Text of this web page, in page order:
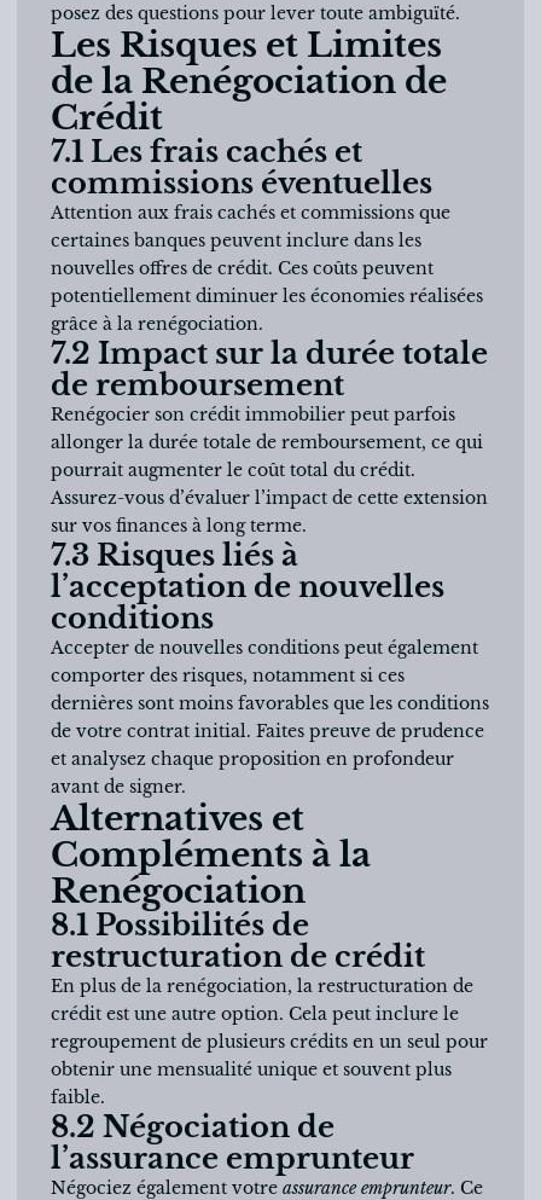
posez des questions pour lever toute ambiguïté.
Les Risques et Limites
de la Renégociation de
Crédit
7.1 Les frais cachés et
commissions éventuelles
Attention aux frais cachés et commissions que
certaines banques peuvent inclure dans les
nouvelles offres de crédit. Ces coûts peuvent
potentiellement diminuer les économies réalisées
grâce à la renégociation.
7.2 Impact sur la durée totale
de remboursement
Renégocier son crédit immobilier peut parfois
allonger la durée totale de remboursement, ce qui
pourrait augmenter le coût total du crédit.
Assurez-vous d’évaluer l’impact de cette extension
sur vos finances à long terme.
7.3 Risques liés à
l’acceptation de nouvelles
conditions
Accepter de nouvelles conditions peut également
comporter des risques, notamment si ces
dernières sont moins favorables que les conditions
de votre contrat initial. Faites preuve de prudence
et analysez chaque proposition en profondeur
avant de signer.
Alternatives et
Compléments à la
Renégociation
8.1 Possibilités de
restructuration de crédit
En plus de la renégociation, la restructuration de
crédit est une autre option. Cela peut inclure le
regroupement de plusieurs crédits en un seul pour
obtenir une mensualité unique et souvent plus
faible.
8.2 Négociation de
l’assurance emprunteur
Négociez également votre assurance emprunteur. Ce